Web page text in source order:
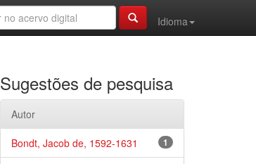
Idioma
Sugestões de pesquisa
Autor
1
Bondt, Jacob de, 1592-1631